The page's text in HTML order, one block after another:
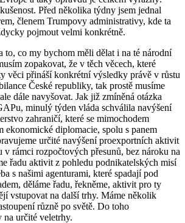
Před několika týdny jsem jednal
členem Trumpovy administrativy, kde ta
pojmout velmi konkrétně.
to, co my bychom měli dělat i na té národní
zopakovat, že v těch věcech, které
věci přináší konkrétní výsledky právě v růstu
České republiky, tak prostě musíme
dále navyšovat. Jak již zmíněná otázka
minulý týden vláda schválila navýšení
zahraničí, které se mimochodem
ekonomické diplomacie, spolu s panem
určité navýšení proexportních aktivit
v rámci rozpočtových přesunů, bez nároku na
řadu aktivit z pohledu podnikatelských misí
s našimi agenturami, které spadají pod
děláme řadu, řekněme, aktivit pro ty
vstupovat na další trhy. Máme několik
různě po světě. Do toho
na určité veletrhy.